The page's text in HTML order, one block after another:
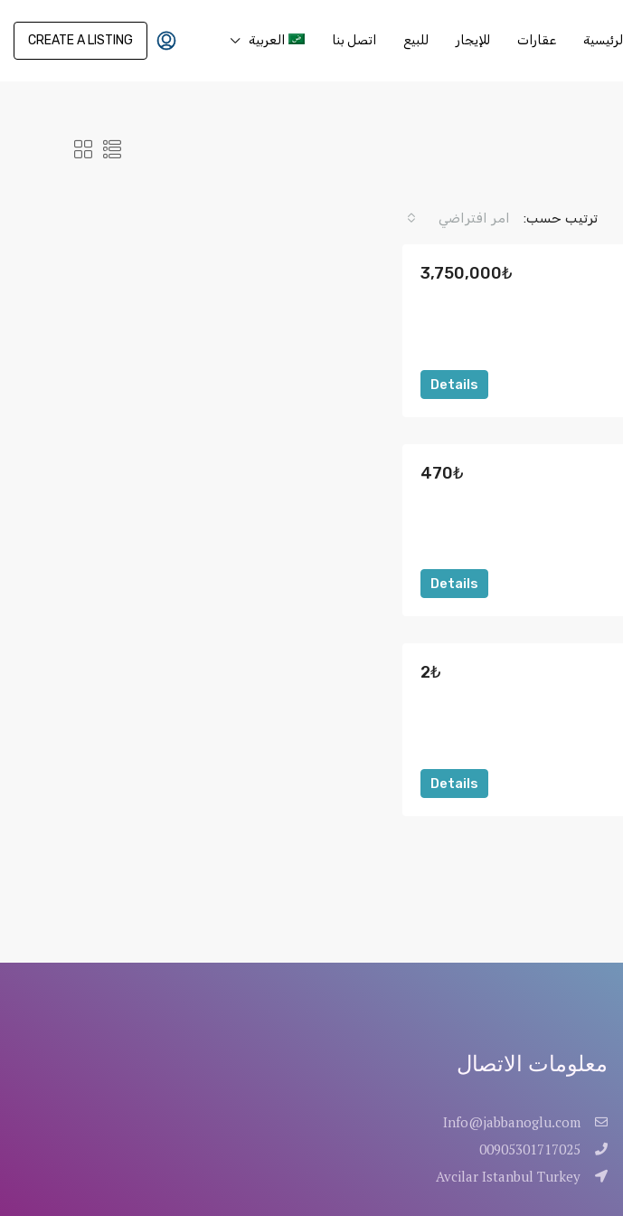
الرئيسية عقارات للإيجار للبيع اتصل بنا العربية CREATE A LISTING
ترتيب حسب: امر افتراضي
3,750,000₺
Details
470₺
Details
2₺
Details
معلومات الاتصال
Info@jabbanoglu.com
00905301717025
Avcilar Istanbul Turkey